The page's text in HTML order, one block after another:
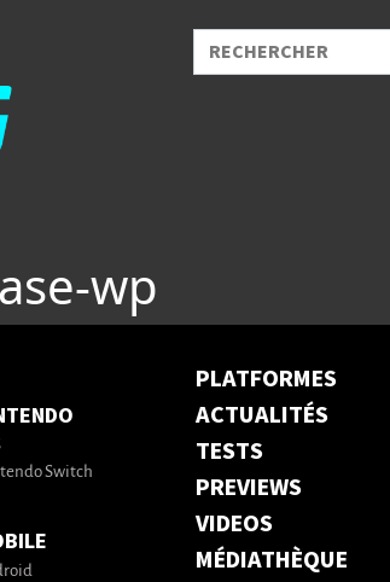
wp
Switch
PLATFORMES
ACTUALITÉS
TESTS
PREVIEWS
VIDEOS
MÉDIATHÈQUE